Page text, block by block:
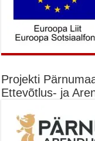
Projekti
Ettevõtlus- ja